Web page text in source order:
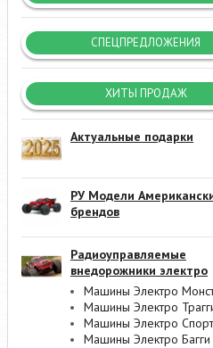
СПЕЦПРЕДЛОЖЕНИЯ
ХИТЫ ПРОДАЖ
Актуальные подарки
РУ Модели
брендов
Радиоуправляемые
внедорожники электро
Машины Электро
Машины Электро
Машины Электро
Машины Электро Багги